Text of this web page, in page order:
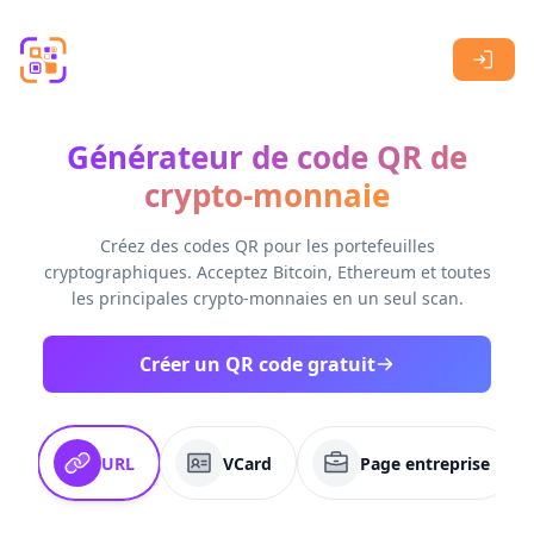
Générateur de code QR de
crypto-monnaie
Créez des codes QR pour les portefeuilles
cryptographiques. Acceptez Bitcoin, Ethereum et toutes
les principales crypto-monnaies en un seul scan.
Créer un QR code gratuit
URL VCard Page entreprise